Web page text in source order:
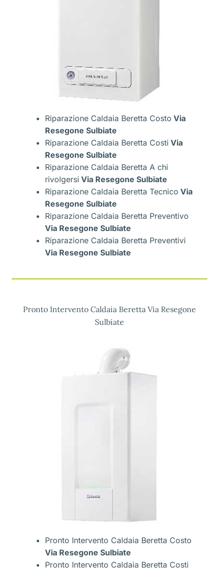
Riparazione Caldaia Beretta Costo Via
Resegone Sulbiate
Riparazione Caldaia Beretta Costi Via
Resegone Sulbiate
Riparazione Caldaia Beretta A chi
rivolgersi Via Resegone Sulbiate
Riparazione Caldaia Beretta Tecnico Via
Resegone Sulbiate
Riparazione Caldaia Beretta Preventivo
Via Resegone Sulbiate
Riparazione Caldaia Beretta Preventivi
Via Resegone Sulbiate
Pronto Intervento Caldaia Beretta Via Resegone
Sulbiate
Pronto Intervento Caldaia Beretta Costo
Via Resegone Sulbiate
Pronto Intervento Caldaia Beretta Costi